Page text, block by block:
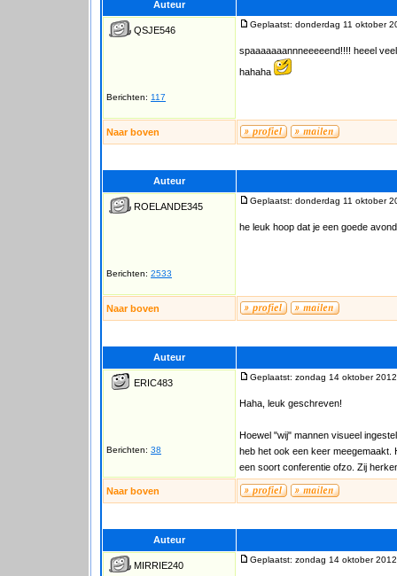
Auteur
QSJE546
Berichten: 117
Geplaatst: donderdag 11 oktober
spaaaaaaannneeeeend!!!! heeel
hahaha
Naar boven
Auteur
ROELANDE345
Berichten: 2533
Geplaatst: donderdag 11 oktober
he leuk hoop dat je een goede
Naar boven
Auteur
ERIC483
Berichten: 38
Geplaatst: zondag 14 oktober
Haha, leuk geschreven!
Hoewel "wij" mannen visueel
heb het ook een keer meegemaakt.
een soort conferentie ofzo. Zij
Naar boven
Auteur
MIRRIE240
Geplaatst: zondag 14 oktober